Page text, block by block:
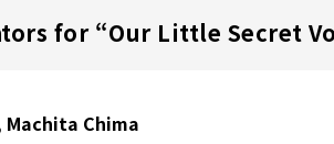
for “Our Little Secret
Chima